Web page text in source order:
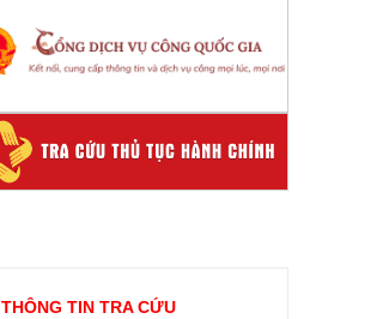
THÔNG TIN TRA CỨU